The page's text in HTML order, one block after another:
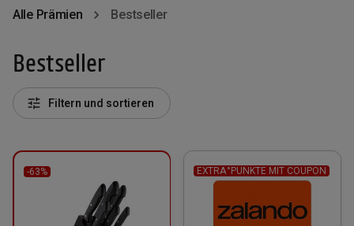
Alle Prämien Bestseller
Bestseller
Filtern und sortieren
-63% EXTRA°PUNKTE MIT COUPON